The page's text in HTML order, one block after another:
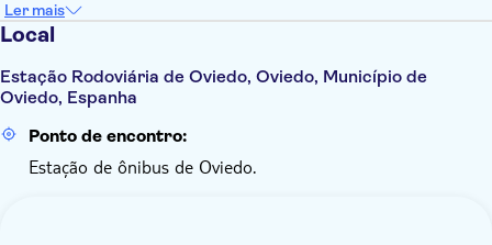
Ler mais
Local
Estação Rodoviária de Oviedo, Oviedo, Município de
Oviedo, Espanha
Ponto de encontro:
Estação de ônibus de Oviedo.